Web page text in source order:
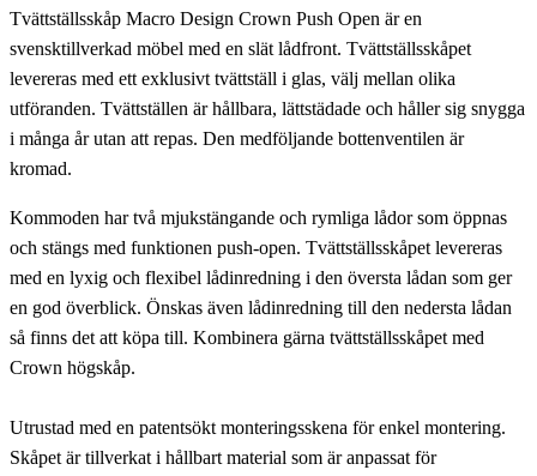
Tvättställsskåp Macro Design Crown Push Open är en
svensktillverkad möbel med en slät lådfront. Tvättställsskåpet
levereras med ett exklusivt tvättställ i glas, välj mellan olika
utföranden. Tvättställen är hållbara, lättstädade och håller sig snygga
i många år utan att repas. Den medföljande bottenventilen är
kromad.
Kommoden har två mjukstängande och rymliga lådor som öppnas
och stängs med funktionen push-open. Tvättställsskåpet levereras
med en lyxig och flexibel lådinredning i den översta lådan som ger
en god överblick. Önskas även lådinredning till den nedersta lådan
så finns det att köpa till. Kombinera gärna tvättställsskåpet med
Crown högskåp.
Utrustad med en patentsökt monteringsskena för enkel montering.
Skåpet är tillverkat i hållbart material som är anpassat för